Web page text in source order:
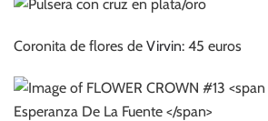
Coronita de flores de Virvin: 45 euros